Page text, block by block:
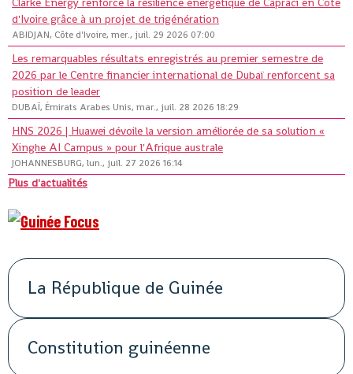
d'Ivoire grâce à un projet de trigénération
ABIDJAN, Côte d'Ivoire, mer., juil. 29 2026 07:00
Les remarquables résultats enregistrés au premier semestre de
2026 par le Centre financier international de Dubaï renforcent sa
position de leader
DUBAÏ, Émirats Arabes Unis, mar., juil. 28 2026 18:29
HNS 2026 | Huawei dévoile la version améliorée de sa solution «
Xinghe AI Campus » pour l'Afrique australe
JOHANNESBURG, lun., juil. 27 2026 16:14
Plus d'actualités
La République de Guinée
Constitution guinéenne